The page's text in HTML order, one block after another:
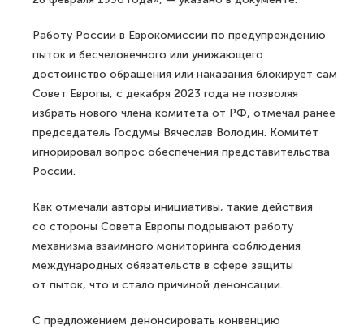
Работу России в Еврокомиссии по предупреждению
пыток и бесчеловечного или унижающего
достоинство обращения или наказания блокирует сам
Совет Европы, с декабря 2023 года не позволяя
избрать нового члена комитета от РФ, отмечал ранее
председатель Госдумы Вячеслав Володин. Комитет
игнорировал вопрос обеспечения представительства
России.
Как отмечали авторы инициативы, такие действия
со стороны Совета Европы подрывают работу
механизма взаимного мониторинга соблюдения
международных обязательств в сфере защиты
от пыток, что и стало причиной денонсации.
С предложением денонсировать конвенцию